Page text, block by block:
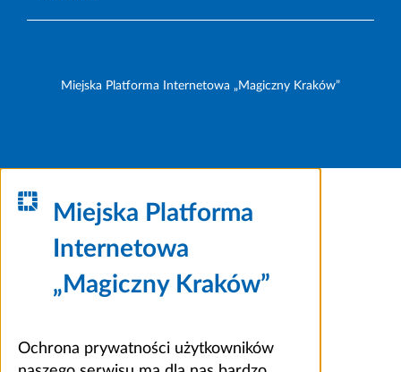
Miejska Platforma Internetowa „Magiczny Kraków”
Miejska Platforma
Internetowa
„Magiczny Kraków”
Ochrona prywatności użytkowników